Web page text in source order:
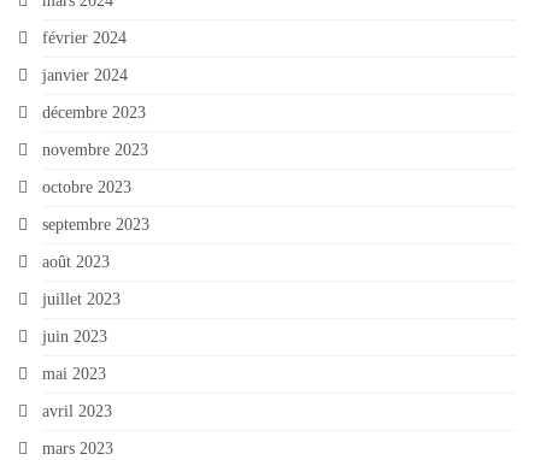
février 2024
janvier 2024
décembre 2023
novembre 2023
octobre 2023
septembre 2023
août 2023
juillet 2023
juin 2023
mai 2023
avril 2023
mars 2023